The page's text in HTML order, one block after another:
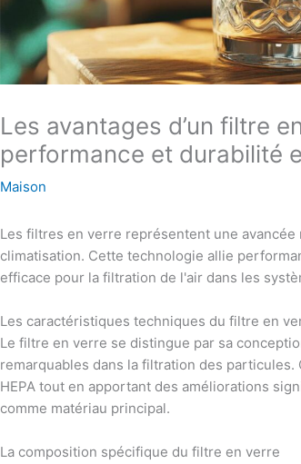
Les avantages d’un filtre
performance et durabilité
Maison
Les filtres en verre représentent une avancée
climatisation. Cette technologie allie
efficace pour la filtration de l'air dans les
Les caractéristiques techniques du filtre en
Le filtre en verre se distingue par sa
remarquables dans la filtration des
HEPA tout en apportant des améliorations
comme matériau principal.
La composition spécifique du filtre en verre